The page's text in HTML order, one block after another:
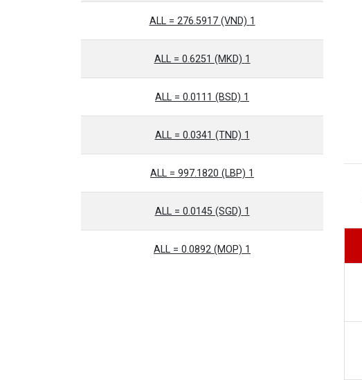
1 ALL = 276.5917 (VND)
1 ALL = 0.6251 (MKD)
1 ALL = 0.0111 (BSD)
1 ALL = 0.0341 (TND)
1 ALL = 997.1820 (LBP)
1 ALL = 0.0145 (SGD)
1 ALL = 0.0892 (MOP)